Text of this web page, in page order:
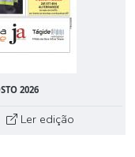
2026
Ler edição